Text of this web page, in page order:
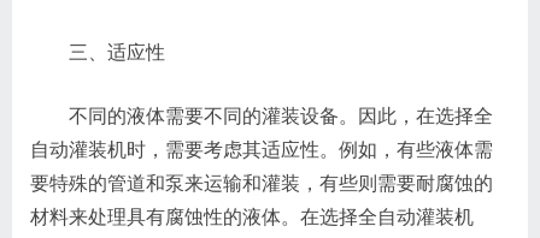
三、适应性
不同的液体需要不同的灌装设备。因此，在选择全
自动灌装机时，需要考虑其适应性。例如，有些液体需
要特殊的管道和泵来运输和灌装，有些则需要耐腐蚀的
材料来处理具有腐蚀性的液体。在选择全自动灌装机